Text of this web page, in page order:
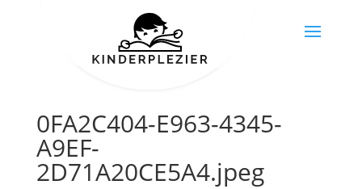
0FA2C404-E963-4345-
A9EF-
2D71A20CE5A4.jpeg